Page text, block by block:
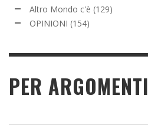
Altro Mondo c'è (129)
OPINIONI (154)
PER ARGOMENTI